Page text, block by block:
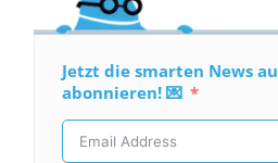
Jetzt die smarten News
abonnieren! 💌